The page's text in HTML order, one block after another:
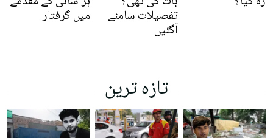
تفصیلات سامنے
آگئیں
میں گرفتار
تازہ ترین